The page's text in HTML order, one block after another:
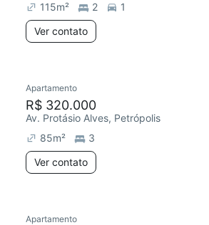
115m² 2
1
Ver contato
Apartamento
R$ 320.000
Av. Protásio Alves, Petrópolis
85m²
3
Ver contato
Apartamento